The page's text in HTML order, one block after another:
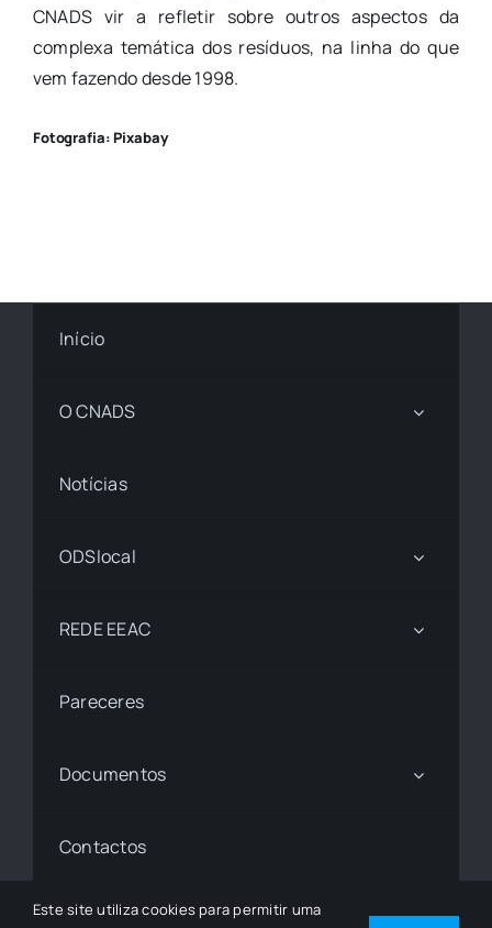
CNADS vir a refletir sobre outros aspectos da
complexa temática dos resíduos, na linha do que
vem fazendo desde 1998.
Fotografia: Pixabay
Início
O CNADS
Notícias
ODSlocal
REDE EEAC
Pareceres
Documentos
Contactos
Este site utiliza cookies para permitir uma